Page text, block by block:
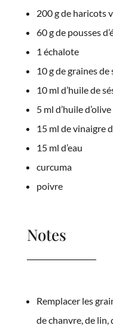
200 g de haricots
60 g de pousses
1 échalote
10 g de graines de
10 ml d’huile de
5 ml d’huile d’olive
15 ml de vinaigre
15 ml d’eau
curcuma
poivre
Notes
Remplacer les
de chanvre, de lin,